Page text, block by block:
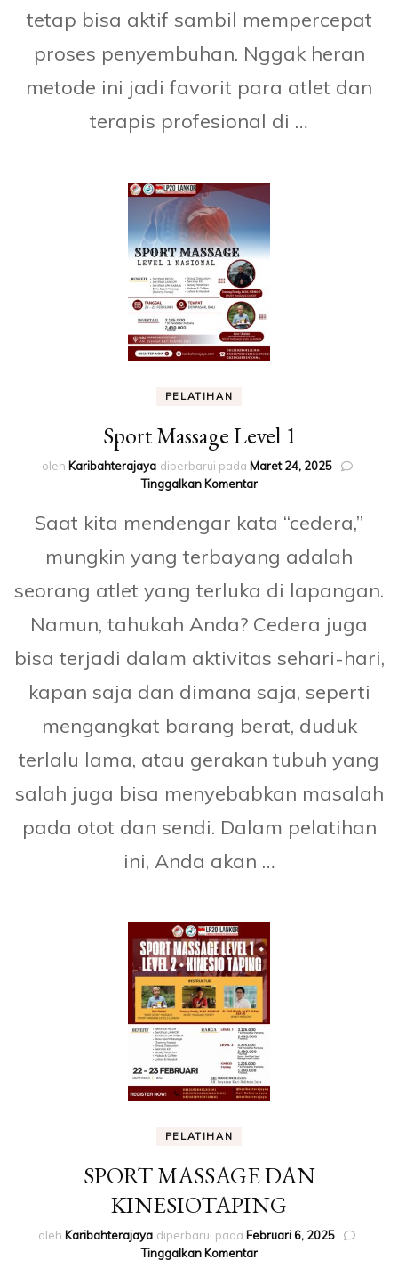
tetap bisa aktif sambil mempercepat
proses penyembuhan. Nggak heran
metode ini jadi favorit para atlet dan
terapis profesional di …
PELATIHAN
Sport Massage Level 1
oleh Karibahterajaya diperbarui pada Maret 24, 2025
Tinggalkan Komentarpada
Massage
1
Saat kita mendengar kata “cedera,”
mungkin yang terbayang adalah
seorang atlet yang terluka di lapangan.
Namun, tahukah Anda? Cedera juga
bisa terjadi dalam aktivitas sehari-hari,
kapan saja dan dimana saja, seperti
mengangkat barang berat, duduk
terlalu lama, atau gerakan tubuh yang
salah juga bisa menyebabkan masalah
pada otot dan sendi. Dalam pelatihan
ini, Anda akan …
PELATIHAN
SPORT MASSAGE DAN
KINESIOTAPING
oleh Karibahterajaya diperbarui pada Februari 6, 2025
Tinggalkan Komentarpada